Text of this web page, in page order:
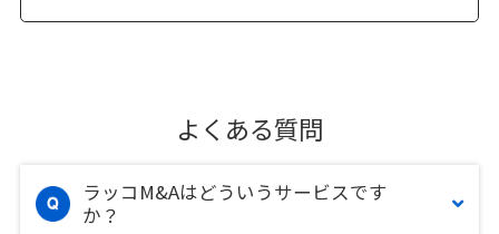
よくある質問
ラッコM&Aはどういうサービスです
か？